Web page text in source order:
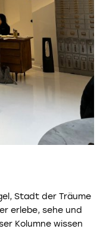
Stadt der Träume
erlebe, sehe und
Kolumne wissen